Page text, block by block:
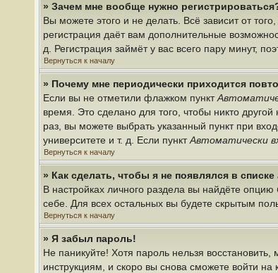
» Зачем мне вообще нужно
Вы можете этого и не делать. Всё зависит от
регистрация даёт вам дополнительные
д. Регистрация займёт у вас всего пару минут,
Вернуться к началу
» Почему мне периодически приходится
Если вы не отметили флажком пункт
время. Это сделано для того, чтобы никто
раз, вы можете выбрать указанный пункт при
университете и т. д. Если пунктАвтоматически
Вернуться к началу
» Как сделать, чтобы я не появлялся в
В настройках личного раздела вы найдёте опцию
себе. Для всех остальных вы будете скрытым
Вернуться к началу
» Я забыл пароль!
Не паникуйте! Хотя пароль нельзя
инструкциям, и скоро вы снова сможете войти на